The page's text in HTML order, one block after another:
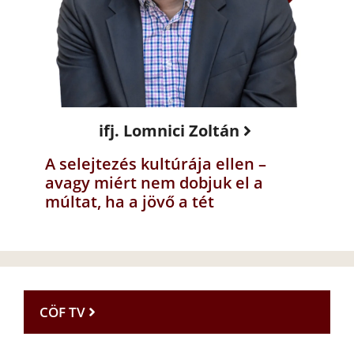
ifj. Lomnici Zoltán
A selejtezés kultúrája ellen –
avagy miért nem dobjuk el a
múltat, ha a jövő a tét
CÖF TV